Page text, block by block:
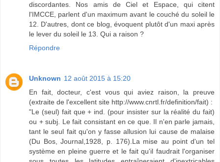
discordantes. Nos amis de Ciel et Espace, qui citent
l'IMCCE, parlent d'un maximum avant le couché du soleil le
12. D'autres, dont ce blog, évoquent plutôt d'un maxi après
le lever du soleil le 13. Qui a raison ?
Répondre
Unknown 12 août 2015 à 15:20
En fait, docteur, c'est vous qui aviez raison, la preuve
(extraite de l'excellent site http://www.cnrtl.fr/definition/fait) :
"Le (seul) fait que + ind. (pour insister sur la réalité du fait)
ou + subj. Le fait consistant en ce que. Il n'en parle jamais,
tant le seul fait qu'on y fasse allusion lui cause de malaise
(Du Bos, Journal,1928, p. 176).La mise au point d'un tel
système en pleine guerre et le fait qu'il faudrait l'organiser